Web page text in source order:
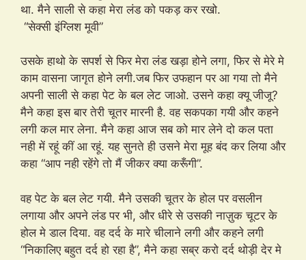
था. मैने साली से कहा मेरा लंड को पकड़ कर रखो.
“सेक्सी इंग्लिश मूवी”
उसके हाथो के सपर्श से फिर मेरा लंड खड़ा होने लगा, फिर से मेरे मे
काम वासना जागृत होने लगी.जब फिर उफहान पर आ गया तो मैने
अपनी साली से कहा पेट के बल लेट जाओ. उसने कहा क्यू जीजू?
मैने कहा इस बार तेरी चूतर मारनी है. वह सकपका गयी और कहने
लगी कल मार लेना. मैने कहा आज सब को मार लेने दो कल पता
नही में रहूं कीं आ रहूं. यह सुनते ही उसने मेरा मूह बंद कर लिया और
कहा “आप नही रहेंगे तो मैं जीकर क्या करूँगी”.
वह पेट के बल लेट गयी. मैने उसकी चूतर के होल पर वसलीन
लगाया और अपने लंड पर भी, और धीरे से उसकी नाज़ुक चूटर के
होल मे डाल दिया. वह दर्द के मारे चीलाने लगी और कहने लगी
“निकालिए बहुत दर्द हो रहा है”, मैने कहा सब्र करो दर्द थोड़ी देर मे